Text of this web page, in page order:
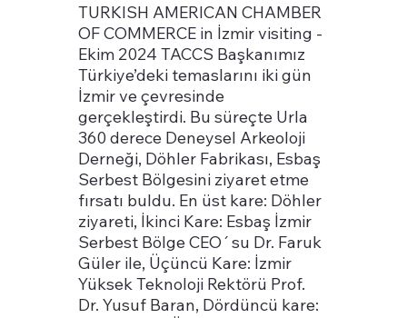
TURKISH AMERICAN CHAMBER
OF COMMERCE in İzmir visiting -
Ekim 2024 TACCS Başkanımız
Türkiye’deki temaslarını iki gün
İzmir ve çevresinde
gerçekleştirdi. Bu süreçte Urla
360 derece Deneysel Arkeoloji
Derneği, Döhler Fabrikası, Esbaş
Serbest Bölgesini ziyaret etme
fırsatı buldu. En üst kare: Döhler
ziyareti, İkinci Kare: Esbaş İzmir
Serbest Bölge CEO´su Dr. Faruk
Güler ile, Üçüncü Kare: İzmir
Yüksek Teknoloji Rektörü Prof.
Dr. Yusuf Baran, Dördüncü kare: